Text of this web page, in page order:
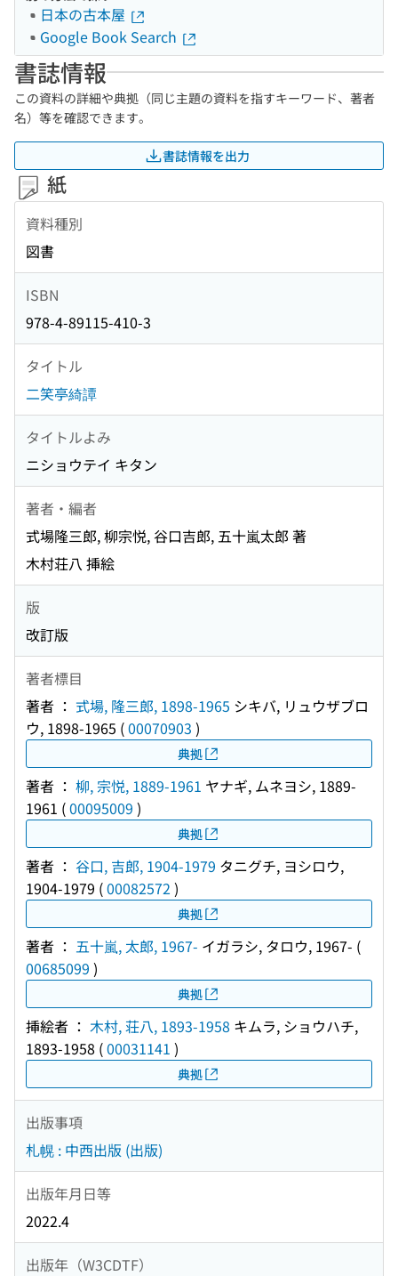
日本の古本屋
Google Book Search
書誌情報
この資料の詳細や典拠（同じ主題の資料を指すキーワード、著者
名）等を確認できます。
書誌情報を出力
紙
資料種別
図書
ISBN
978-4-89115-410-3
タイトル
二笑亭綺譚
タイトルよみ
ニショウテイ キタン
著者・編者
式場隆三郎, 柳宗悦, 谷口吉郎, 五十嵐太郎 著
木村荘八 挿絵
版
改訂版
著者標目
著者 ： 式場, 隆三郎, 1898-1965 シキバ, リュウザブロ
ウ, 1898-1965 (00070903 )
典拠
著者 ： 柳, 宗悦, 1889-1961 ヤナギ, ムネヨシ, 1889-
1961 (00095009 )
典拠
著者 ： 谷口, 吉郎, 1904-1979 タニグチ, ヨシロウ,
1904-1979 (00082572 )
典拠
著者 ： 五十嵐, 太郎, 1967- イガラシ, タロウ, 1967- (
00685099 )
典拠
挿絵者 ： 木村, 荘八, 1893-1958 キムラ, ショウハチ,
1893-1958 (00031141 )
典拠
出版事項
札幌 : 中西出版 (出版)
出版年月日等
2022.4
出版年（W3CDTF）